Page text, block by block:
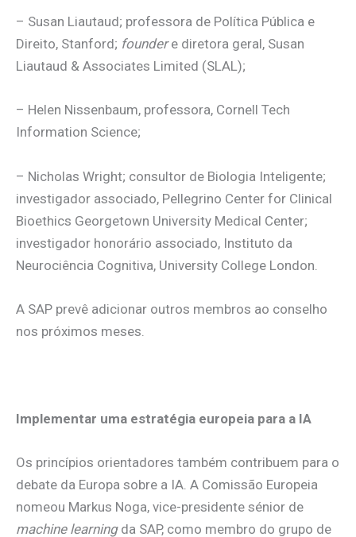
– Susan Liautaud; professora de Política Pública e
Direito, Stanford; foundere diretora geral, Susan
Liautaud & Associates Limited (SLAL);
– Helen Nissenbaum, professora, Cornell Tech
Information Science;
– Nicholas Wright; consultor de Biologia Inteligente;
investigador associado, Pellegrino Center for Clinical
Bioethics Georgetown University Medical Center;
investigador honorário associado, Instituto da
Neurociência Cognitiva, University College London.
A SAP prevê adicionar outros membros ao conselho
nos próximos meses.
Implementar uma estratégia europeia para a IA
Os princípios orientadores também contribuem para o
debate da Europa sobre a IA. A Comissão Europeia
nomeou Markus Noga, vice-presidente sénior de
machine learningda SAP, como membro do grupo de